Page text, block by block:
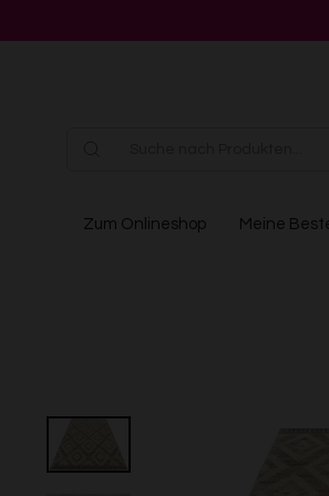
Zum Onlineshop Meine